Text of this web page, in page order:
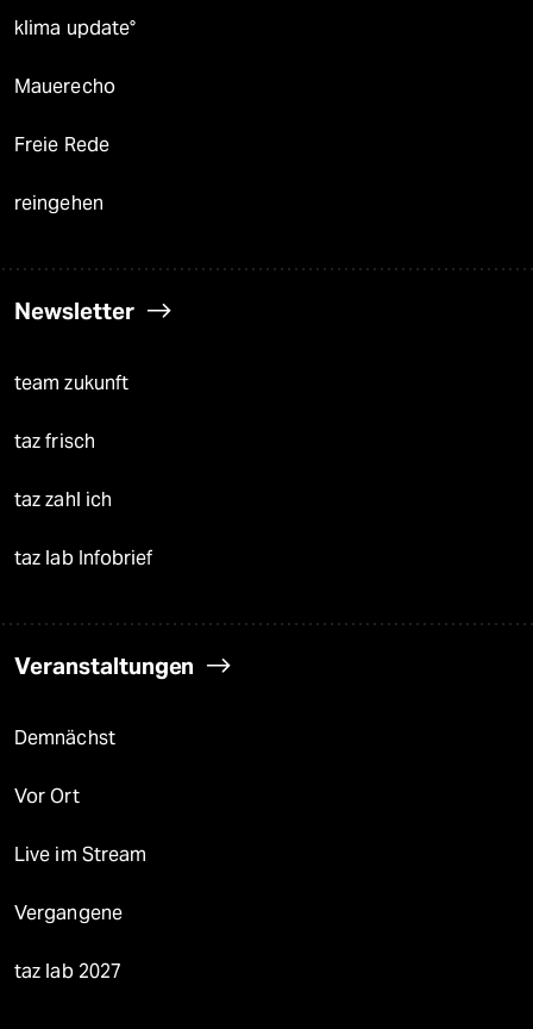
klima update°
Mauerecho
Freie Rede
reingehen
Newsletter
team zukunft
taz frisch
taz zahl ich
taz lab Infobrief
Veranstaltungen
Demnächst
Vor Ort
Live im Stream
Vergangene
taz lab 2027